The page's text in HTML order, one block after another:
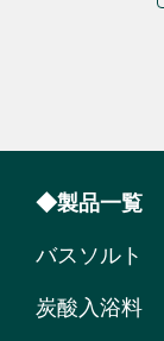
◆製品一覧
バスソルト
炭酸入浴料